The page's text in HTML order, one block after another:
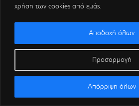
χρήση των cookies από εμάς.
Προσαρμογή
Απόρριψη όλων
Αποδοχή όλων